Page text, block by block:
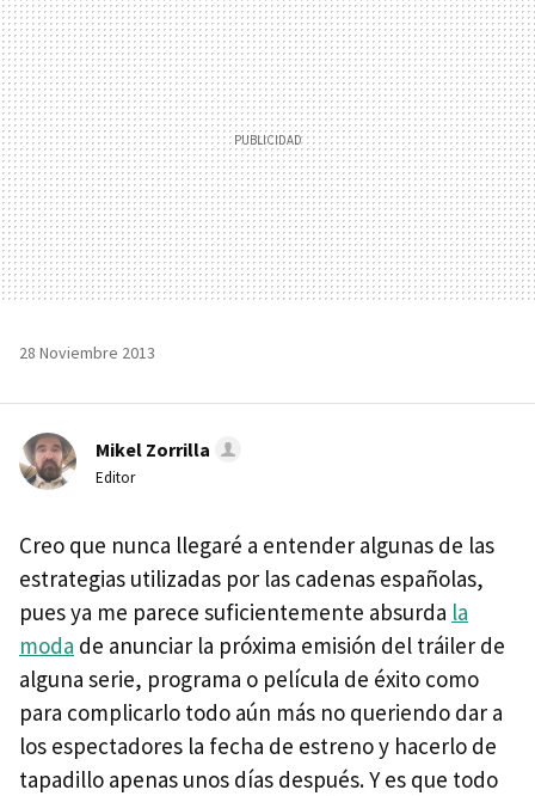
28 Noviembre 2013
Mikel Zorrilla
Editor
Creo que nunca llegaré a entender algunas de las
estrategias utilizadas por las cadenas españolas,
pues ya me parece suficientemente absurda la
moda de anunciar la próxima emisión del tráiler de
alguna serie, programa o película de éxito como
para complicarlo todo aún más no queriendo dar a
los espectadores la fecha de estreno y hacerlo de
tapadillo apenas unos días después. Y es que todo